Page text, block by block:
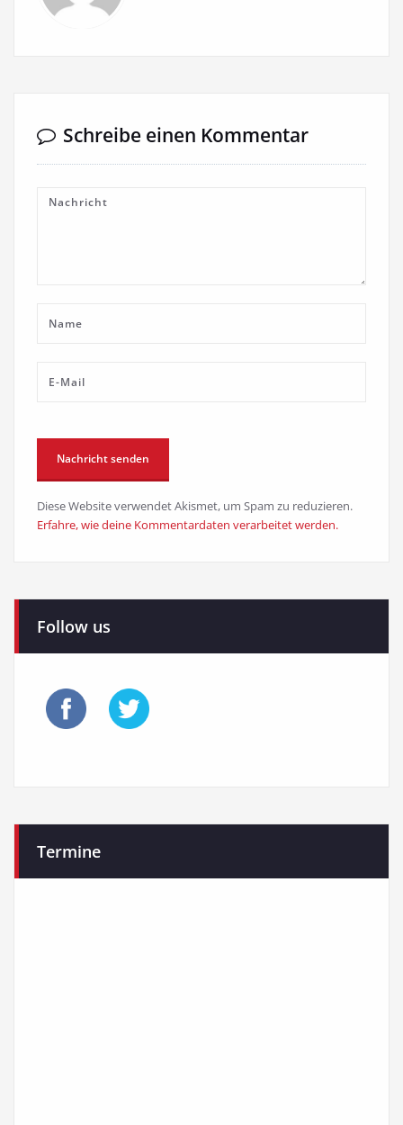
Schreibe einen Kommentar
Diese Website verwendet Akismet, um Spam zu reduzieren.
Erfahre, wie deine Kommentardaten verarbeitet werden.
Follow us
Termine